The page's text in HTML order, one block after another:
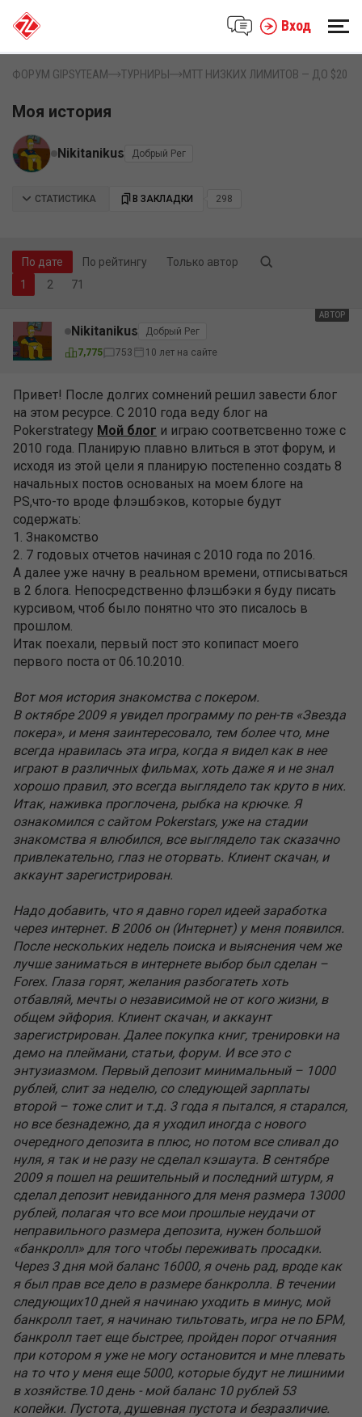
Вход
ФОРУМ GIPSYTEAM ТУРНИРЫ MTT НИЗКИХ ЛИМИТОВ — ДО $20
Моя история
Nikitanikus Добрый Рег
СТАТИСТИКА В ЗАКЛАДКИ 298
По дате По рейтингу
Только автор
2
71
АВТОР
Nikitanikus
Добрый Рег
7,775
753 10 лет на сайте
Привет! После долгих сомнений решил завести блог
на этом ресурсе. С 2010 года веду блог на
Pokerstrategy Мой блог и играю соответсвенно тоже с
2010 года. Планирую плавно влиться в этот форум, и
исходя из этой цели я планирую постепенно создать 8
начальных постов основаных на моем блоге на
PS,что-то вроде флэшбэков, которые будут
содержать:
1. Знакомство
2. 7 годовых отчетов начиная с 2010 года по 2016.
А далее уже начну в реальном времени, отписываться
в 2 блога. Непосредственно флэшбэки я буду писать
курсивом, чтоб было понятно что это писалось в
прошлом.
Итак поехали, первый пост это копипаст моего
первого поста от 06.10.2010.
Вот моя история знакомства с покером.
В октябре 2009 я увидел программу по рен-тв «Звезда
покера», и меня заинтересовало, тем более что, мне
всегда нравилась эта игра, когда я видел как в нее
играют в различных фильмах, хоть даже я и не знал
хорошо правил, это всегда выглядело так круто в них.
Итак, наживка проглочена, рыбка на крючке. Я
ознакомился с сайтом Pokerstars, уже на стадии
знакомства я влюбился, все выглядело так сказачно
привлекательно, глаз не оторвать. Клиент скачан, и
аккаунт зарегистрирован.
Надо добавить, что я давно горел идеей заработка
через интернет. В 2006 он (Интернет) у меня появился.
После нескольких недель поиска и выяснения чем же
лучше заниматься в интернете выбор был сделан –
Forex. Глаза горят, желания разбогатеть хоть
отбавляй, мечты о независимой не от кого жизни, в
общем эйфория. Клиент скачан, и аккаунт
зарегистрирован. Далее покупка книг, тренировки на
демо на плеймани, статьи, форум. И все это с
энтузиазмом. Первый депозит минимальный – 1000
рублей, слит за неделю, со следующей зарплаты
второй – тоже слит и т.д. 3 года я пытался, я старался,
но все безнадежно, да я уходил иногда с нового
очередного депозита в плюс, но потом все сливал до
нуля, я так и не разу не сделал кэшаута. В сентябре
2009 я пошел на решительный и последний штурм, я
сделал депозит невиданного для меня размера 13000
рублей, полагая что все мои прошлые неудачи от
неправильного размера депозита, нужен большой
«банкролл» для того чтобы переживать просадки.
Через 3 дня мой баланс 16000, я очень рад, вроде как
я был прав все дело в размере банкролла. В течении
следующих10 дней я начинаю уходить в минус, мой
банкролл тает, я начинаю тильтовать, игра не по БРМ,
банкролл тает еще быстрее, пройден порог отчаяния
при котором я уже не могу остановится и мне плевать
на то что у меня еще 5000, которые будут не лишними
в хозяйстве.10 день - мой баланс 10 рублей 53
копейки. Пустота, душевная пустота и безразличие.